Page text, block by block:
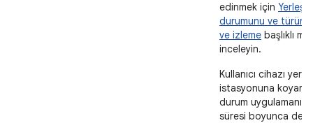
edinmek için
durumunu ve
ve izleme başlıklı
inceleyin.
Kullanıcı cihazı
istasyonuna
durum
süresi boyunca